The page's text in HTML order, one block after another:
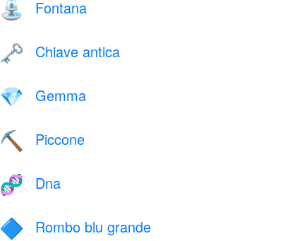
⛲ Fontana
🗝️ Chiave antica
💎 Gemma
⛏️ Piccone
🧬 Dna
🔷 Rombo blu grande